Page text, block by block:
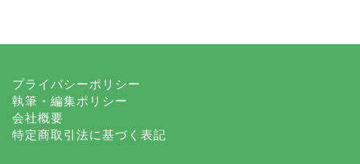
プライバシーポリシー
執筆・編集ポリシー
会社概要
特定商取引法に基づく表記